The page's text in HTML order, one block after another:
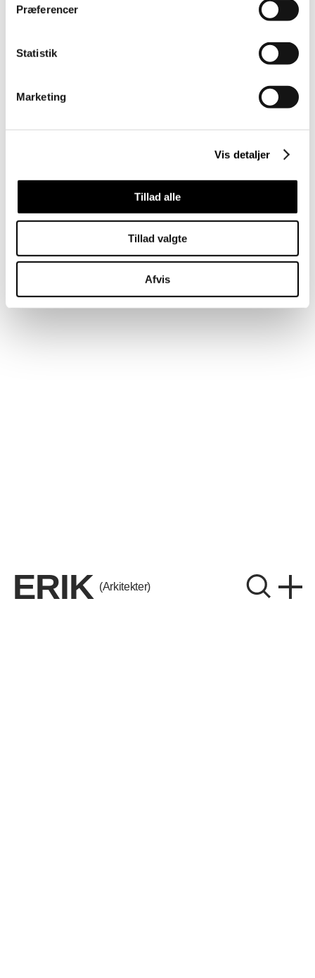
Præferencer
Statistik
Marketing
Vis detaljer
Tillad alle
Tillad valgte
Afvis
ERIK (Arkitekter)